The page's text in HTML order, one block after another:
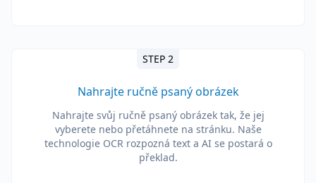
STEP 2
Nahrajte ručně psaný obrázek
Nahrajte svůj ručně psaný obrázek tak, že jej
vyberete nebo přetáhnete na stránku. Naše
technologie OCR rozpozná text a AI se postará o
překlad.